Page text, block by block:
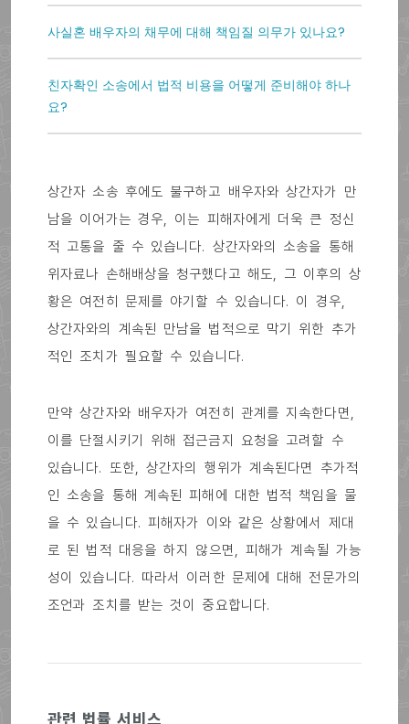
사실혼 배우자의 채무에 대해 책임질 의무가 있나요?
친자확인 소송에서 법적 비용을 어떻게 준비해야 하나
요?
상간자 소송 후에도 불구하고 배우자와 상간자가 만
남을 이어가는 경우, 이는 피해자에게 더욱 큰 정신
적 고통을 줄 수 있습니다. 상간자와의 소송을 통해
위자료나 손해배상을 청구했다고 해도, 그 이후의 상
황은 여전히 문제를 야기할 수 있습니다. 이 경우,
상간자와의 계속된 만남을 법적으로 막기 위한 추가
적인 조치가 필요할 수 있습니다.
만약 상간자와 배우자가 여전히 관계를 지속한다면,
이를 단절시키기 위해 접근금지 요청을 고려할 수
있습니다. 또한, 상간자의 행위가 계속된다면 추가적
인 소송을 통해 계속된 피해에 대한 법적 책임을 물
을 수 있습니다. 피해자가 이와 같은 상황에서 제대
로 된 법적 대응을 하지 않으면, 피해가 계속될 가능
성이 있습니다. 따라서 이러한 문제에 대해 전문가의
조언과 조치를 받는 것이 중요합니다.
관련 법률 서비스